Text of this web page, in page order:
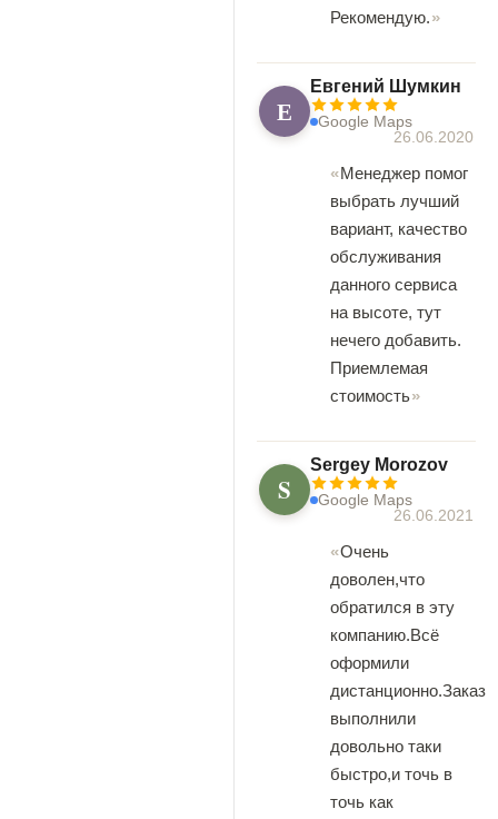
Рекомендую.
Е
Евгений Шумкин
Google Maps
26.06.2020
Менеджер помог
выбрать лучший
вариант, качество
обслуживания
данного сервиса
на высоте, тут
нечего добавить.
Приемлемая
стоимость
S
Sergey Morozov
Google Maps
26.06.2021
Очень
доволен,что
обратился в эту
компанию.Всё
оформили
дистанционно.Заказ
выполнили
довольно таки
быстро,и точь в
точь как